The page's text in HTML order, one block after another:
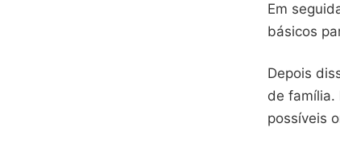
Em
básicos
Depois
de família.
possíveis